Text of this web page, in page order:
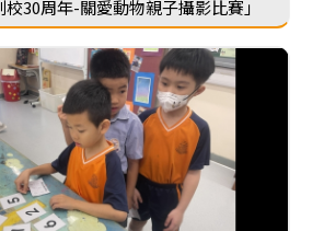
30周年-關愛動物親子攝影比賽」